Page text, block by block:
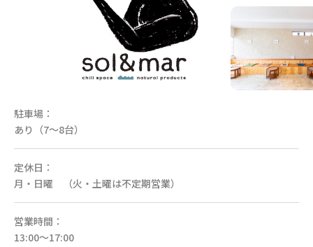
駐車場：
あり（7〜8台）
定休日：
月・日曜 （火・土曜は不定期営業）
営業時間：
13:00〜17:00